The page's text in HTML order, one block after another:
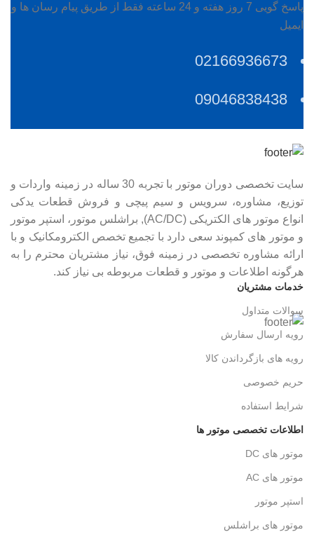
پاسخ گویی 7 روز هفته و 24 ساعته فقط از طریق پیام رسان ها و
ایمیل
02166936673
09046838438
سایت تخصصی دوران موتور با تجربه 30 ساله در زمینه واردات و
توزیع، مشاوره، سرویس و سیم پیچی و فروش قطعات یدکی
انواع موتور های الکتریکی (AC/DC), براشلس موتور، استپر موتور
و موتور های کمپوند سعی دارد با تجمیع تخصص الکترومکانیک و با
ارائه مشاوره تخصصی در زمینه فوق، نیاز مشتریان محترم را به
هرگونه اطلاعات و موتور و قطعات مربوطه بی نیاز کند.
خدمات مشتریان
سوالات متداول
رویه ارسال سفارش
رویه های بازگرداندن کالا
حریم خصوصی
شرایط استفاده
اطلاعات تخصصی موتور ها
موتور های DC
موتور های AC
استپر موتور
موتور های براشلس